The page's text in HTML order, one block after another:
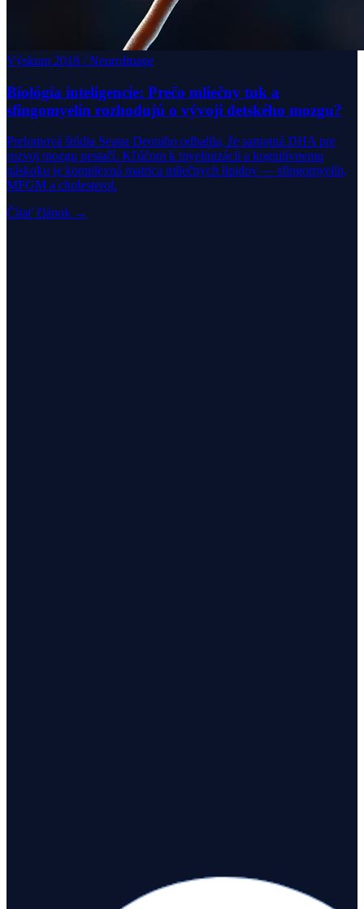
Výskum 2018 / NeuroImage
Biológia inteligencie: Prečo mliečny tuk a
sfingomyelín rozhodujú o vývoji detského mozgu?
Prelomová štúdia Seana Deoniho odhalila, že samotná DHA pre
rozvoj mozgu nestačí. Kľúčom k myelinizácii a kognitívnemu
náskoku je komplexná matrica mliečnych lipidov — sfingomyelín,
MFGM a cholesterol.
Čítať článok →